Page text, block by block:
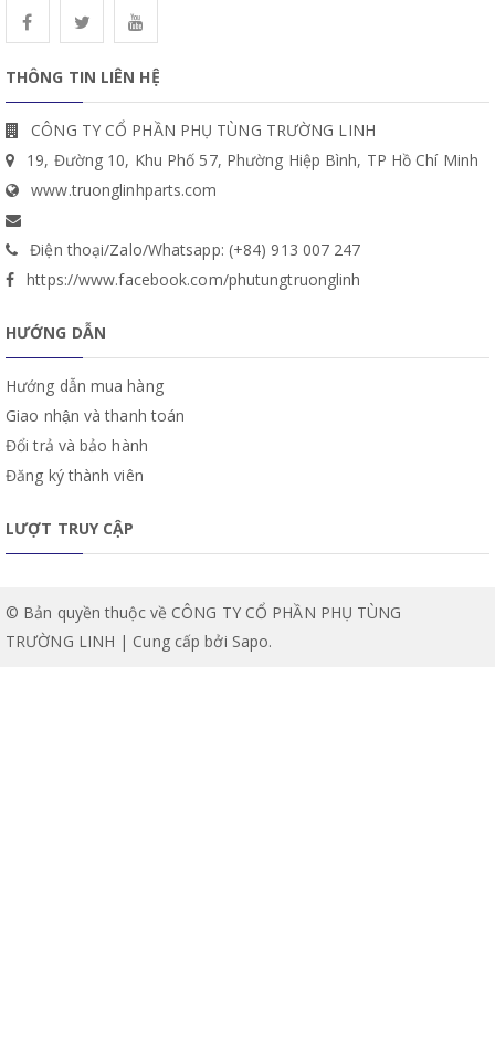
THÔNG TIN LIÊN HỆ
CÔNG TY CỔ PHẦN PHỤ TÙNG TRƯỜNG LINH
19, Đường 10, Khu Phố 57, Phường Hiệp Bình, TP Hồ Chí Minh
www.truonglinhparts.com
Điện thoại/Zalo/Whatsapp: (+84) 913 007 247
https://www.facebook.com/phutungtruonglinh
HƯỚNG DẪN
Hướng dẫn mua hàng
Giao nhận và thanh toán
Đổi trả và bảo hành
Đăng ký thành viên
LƯỢT TRUY CẬP
© Bản quyền thuộc về CÔNG TY CỔ PHẦN PHỤ TÙNG
TRƯỜNG LINH | Cung cấp bởi Sapo.